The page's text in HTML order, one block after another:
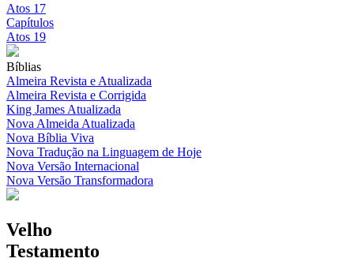
Atos 17
Capítulos
Atos 19
Bíblias
Almeira Revista e Atualizada
Almeira Revista e Corrigida
King James Atualizada
Nova Almeida Atualizada
Nova Bíblia Viva
Nova Tradução na Linguagem de Hoje
Nova Versão Internacional
Nova Versão Transformadora
Velho
Testamento